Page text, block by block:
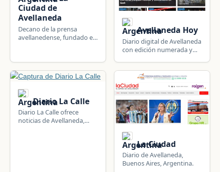
Ciudad de
Avellaneda
Decano de la prensa
avellanedense, fundado en
fuerte contenido
comunitario.
Avellaneda Hoy
Diario digital de Avellaneda
con edición numerada y
Diario La Calle
Diario La Calle ofrece
noticias de Avellaneda,
La Ciudad
Diario de Avellaneda,
Buenos Aires, Argentina.